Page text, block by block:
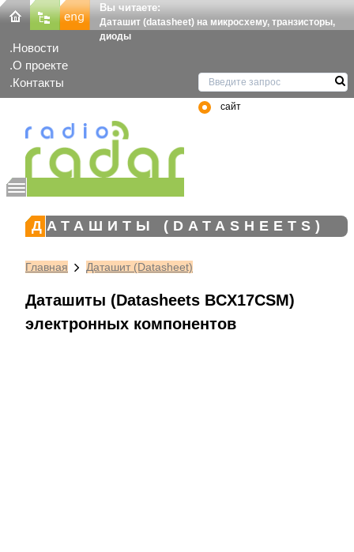
Вы читаете:
Даташит (datasheet) на микросхему, транзисторы,
диоды
Новости
О проекте
Контакты
сайт
ДАТАШИТЫ (DATASHEETS)
Главная Даташит (Datasheet)
Даташиты (Datasheets BCX17CSM)
электронных компонентов